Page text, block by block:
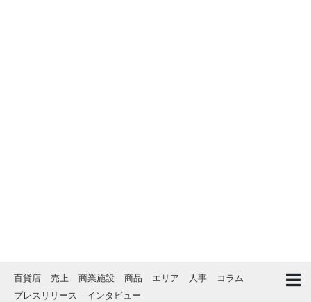
百貨店 売上 商業施設 商品 エリア 人事
コラム
プレスリリース
インタビュー